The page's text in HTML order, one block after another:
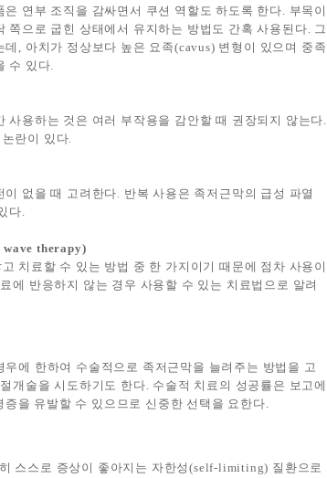
연부 조직을 감싸면서 쿠션 역할도 하도록 한다. 부목이
으로 굽힌 상태에서 유지하는 방법도 간혹 사용된다. 그
, 아치가 정상보다 높은 요족(cavus) 변형이 있으며 중족
수 있다.
사용하는 것은 여러 부작용을 감안할 때 권장되지 않는다.
란이 있다.
없을 때 고려한다. 반복 사용은 족저근막의 급성 파열
다.
wave therapy)
치료할 수 있는 방법 중 한 가지이기 때문에 점차 사용이
에 반응하지 않는 경우 사용할 수 있는 치료법으로 알려
에 한하여 수술적으로 족저근막을 늘려주는 방법을 고
개술을 시도하기도 한다. 수술적 치료의 성공률은 보고에
을 유발할 수 있으므로 신중한 선택을 요한다.
스스로 증상이 좋아지는 자한성(self-limiting) 질환으로